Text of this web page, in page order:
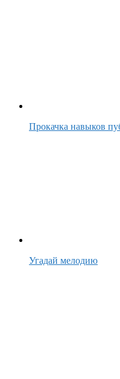
Прокачка навыков
Угадай мелодию